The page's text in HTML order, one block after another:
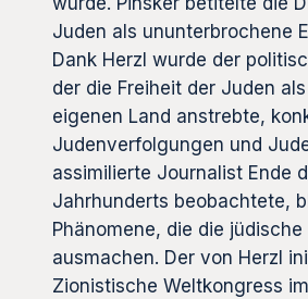
Juden als ununterbrochene
Dank Herzl wurde der
der die Freiheit der Juden
eigenen Land anstrebte,
Judenverfolgungen und
assimilierte Journalist Ende
Jahrhunderts beobachtete,
Phänomene, die die
ausmachen. Der von Herzl
Zionistische Weltkongress